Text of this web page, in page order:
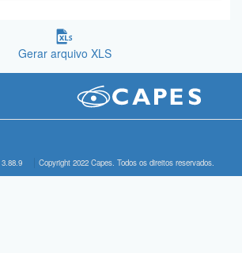
Gerar arquivo XLS
Copyright 2022 Capes. Todos os direitos reservados.